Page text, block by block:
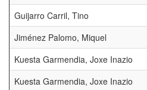
Guijarro Carril, Tino
Jiménez Palomo, Miquel
Kuesta Garmendia, Joxe Inazio
Kuesta Garmendia, Joxe Inazio